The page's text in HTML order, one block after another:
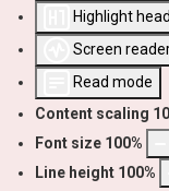
Highlight
Screen
Read mode
Content scaling
Font size 100%
Line height 100%